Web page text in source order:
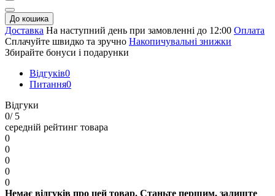
До кошика
Доставка На наступний день при замовленні до 12:00 Оплата
Сплачуйте швидко та зручно Накопичувальні знижки
Збирайте бонуси і подарунки
Відгуків0
Питання0
Відгуки
0/ 5
середній рейтинг товара
0
0
0
0
0
Немає відгуків про цей товар. Станьте першим, залиште